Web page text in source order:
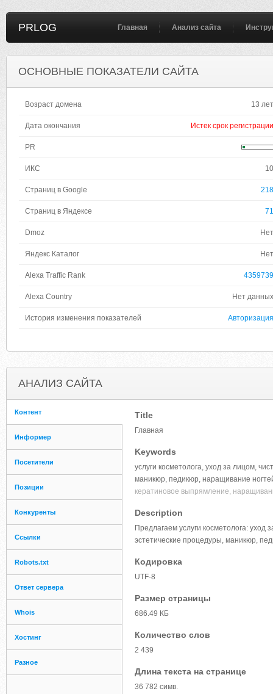
PRLOG Главная Анализ сайта
ОСНОВНЫЕ ПОКАЗАТЕЛИ САЙТА
Возраст домена 13 лет
Дата окончания Истек срок регистрации
PR
ИКС 10
Страниц в Google 218
Страниц в Яндексе 71
Dmoz Нет
Яндекс Каталог Нет
Alexa Traffic Rank 4359739
Alexa Country Нет данных
История изменения показателей Авторизация
АНАЛИЗ САЙТА
Контент
Информер
Посетители
Позиции
Конкуренты
Ссылки
Robots.txt
Ответ сервера
Whois
Хостинг
Разное
Title
Главная
Keywords
услуги косметолога, уход за лицом,
маникюр, педикюр, наращивание
кератиновое выпрямление,
Description
Предлагаем услуги косметолога: уход
эстетические процедуры, маникюр,
Кодировка
UTF-8
Размер страницы
686.49 КБ
Количество слов
2 439
Длина текста на странице
36 782 симв.